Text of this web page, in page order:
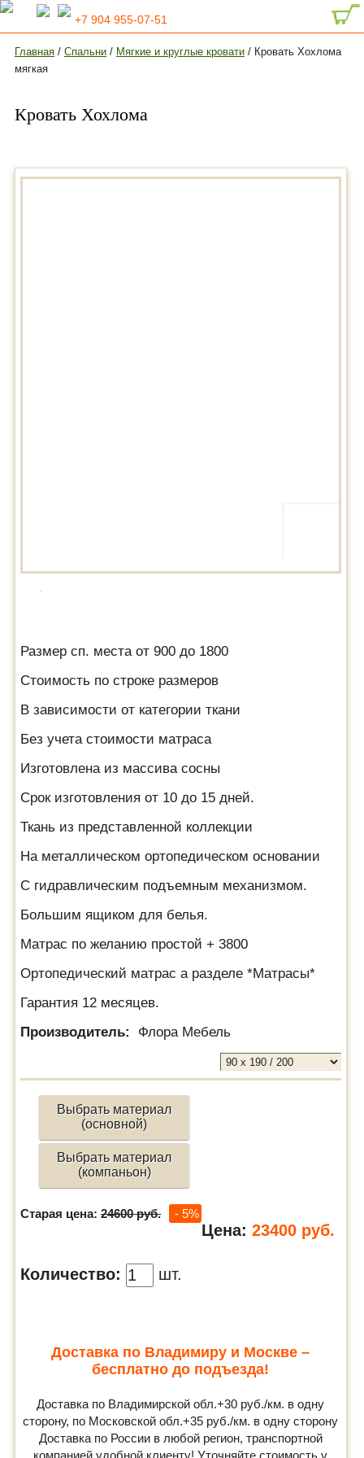
+7 904 955-07-51
Главная / Спальни / Мягкие и круглые кровати / Кровать Хохлома
мягкая
Кровать Хохлома
Размер сп. места от 900 до 1800
Стоимость по строке размеров
В зависимости от категории ткани
Без учета стоимости матраса
Изготовлена из массива сосны
Срок изготовления от 10 до 15 дней.
Ткань из представленной коллекции
На металлическом ортопедическом основании
С гидравлическим подъемным механизмом.
Большим ящиком для белья.
Матрас по желанию простой + 3800
Ортопедический матрас а разделе *Матрасы*
Гарантия 12 месяцев.
Производитель:
Флора Мебель
Выбрать материал
(основной)
Выбрать материал
(компаньон)
Старая цена:24600 руб. - 5%
Цена: 23400 руб.
Количество: шт.
Доставка по Владимиру и Москве –
бесплатно до подъезда!
Доставка по Владимирской обл.+30 руб./км. в одну
сторону, по Московской обл.+35 руб./км. в одну сторону
Доставка по России в любой регион, транспортной
компанией удобной клиенту! Уточняйте стоимость у